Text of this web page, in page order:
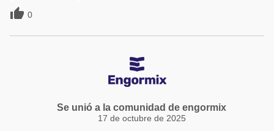
 0
Se unió a la comunidad de engormix
17 de octubre de 2025